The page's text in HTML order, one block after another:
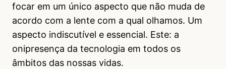
focar em um único aspecto que não muda de
acordo com a lente com a qual olhamos. Um
aspecto indiscutível e essencial. Este: a
onipresença da tecnologia em todos os
âmbitos das nossas vidas.